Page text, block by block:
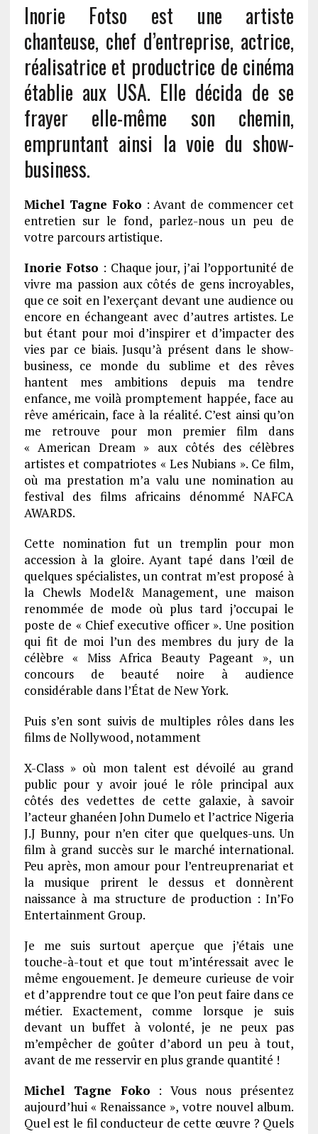
Inorie Fotso est une artiste
chanteuse, chef d’entreprise, actrice,
réalisatrice et productrice de cinéma
établie aux USA. Elle décida de se
frayer elle-même son chemin,
empruntant ainsi la voie du show-
business.
Michel Tagne Foko : Avant de commencer cet
entretien sur le fond, parlez-nous un peu de
votre parcours artistique.
Inorie Fotso : Chaque jour, j’ai l’opportunité de
vivre ma passion aux côtés de gens incroyables,
que ce soit en l’exerçant devant une audience ou
encore en échangeant avec d’autres artistes. Le
but étant pour moi d’inspirer et d’impacter des
vies par ce biais. Jusqu’à présent dans le show-
business, ce monde du sublime et des rêves
hantent mes ambitions depuis ma tendre
enfance, me voilà promptement happée, face au
rêve américain, face à la réalité. C’est ainsi qu’on
me retrouve pour mon premier film dans
« American Dream » aux côtés des célèbres
artistes et compatriotes « Les Nubians ». Ce film,
où ma prestation m’a valu une nomination au
festival des films africains dénommé NAFCA
AWARDS.
Cette nomination fut un tremplin pour mon
accession à la gloire. Ayant tapé dans l’œil de
quelques spécialistes, un contrat m’est proposé à
la Chewls Model& Management, une maison
renommée de mode où plus tard j’occupai le
poste de « Chief executive officer ». Une position
qui fit de moi l’un des membres du jury de la
célèbre « Miss Africa Beauty Pageant », un
concours de beauté noire à audience
considérable dans l’État de New York.
Puis s’en sont suivis de multiples rôles dans les
films de Nollywood, notamment
X-Class » où mon talent est dévoilé au grand
public pour y avoir joué le rôle principal aux
côtés des vedettes de cette galaxie, à savoir
l’acteur ghanéen John Dumelo et l’actrice Nigeria
J.J Bunny, pour n’en citer que quelques-uns. Un
film à grand succès sur le marché international.
Peu après, mon amour pour l’entreuprenariat et
la musique prirent le dessus et donnèrent
naissance à ma structure de production : In’Fo
Entertainment Group.
Je me suis surtout aperçue que j’étais une
touche-à-tout et que tout m’intéressait avec le
même engouement. Je demeure curieuse de voir
et d’apprendre tout ce que l’on peut faire dans ce
métier. Exactement, comme lorsque je suis
devant un buffet à volonté, je ne peux pas
m’empêcher de goûter d’abord un peu à tout,
avant de me resservir en plus grande quantité !
Michel Tagne Foko : Vous nous présentez
aujourd’hui « Renaissance », votre nouvel album.
Quel est le fil conducteur de cette œuvre ? Quels